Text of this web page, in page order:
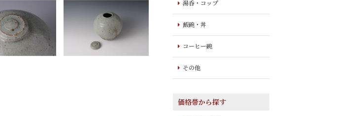
湯呑・コップ
飯碗・丼
コーヒー碗
その他
価格帯から探す